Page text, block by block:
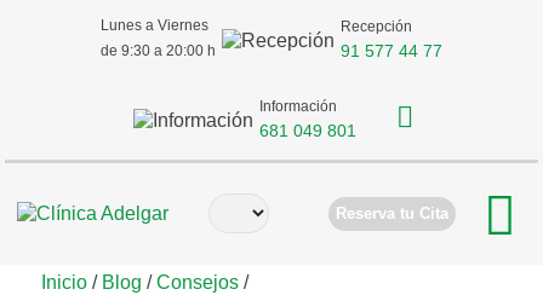
Lunes a Viernes
de 9:30 a 20:00 h
Recepción
91 577 44 77
Información
681 049 801
Reserva tu Cita
Inicio / Blog /Consejos /